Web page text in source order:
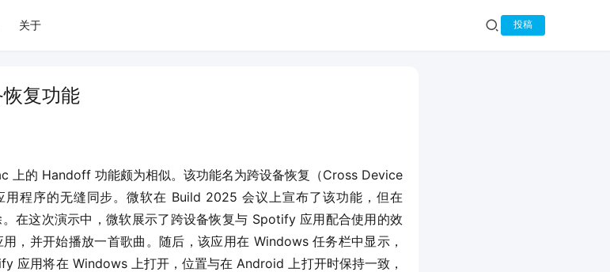
关于 投稿
复功能
上的 Handoff 功能颇为相似。该功能名为跨设备恢复（Cross Device
程序的无缝同步。微软在 Build 2025 会议上宣布了该功能，但在
在这次演示中，微软展示了跨设备恢复与 Spotify 应用配合使用的效
，并开始播放一首歌曲。随后，该应用在 Windows 任务栏中显示，
应用将在 Windows 上打开，位置与在 Android 上打开时保持一致，